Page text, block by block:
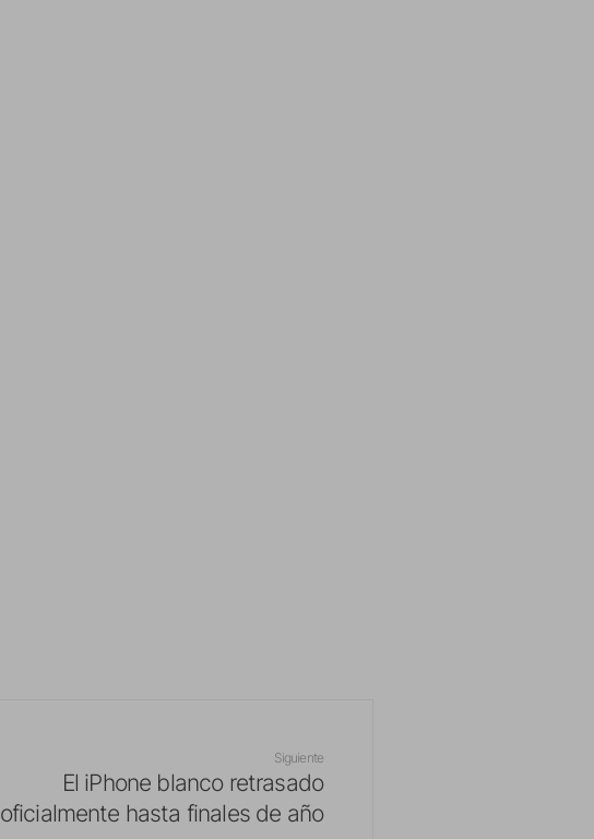
Siguiente
El iPhone blanco retrasado
oficialmente hasta finales de año